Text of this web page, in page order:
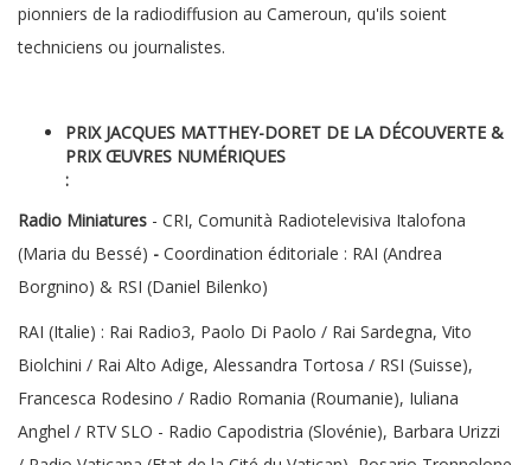
pionniers de la radiodiffusion au Cameroun, qu'ils soient
techniciens ou journalistes.
PRIX JACQUES MATTHEY-DORET DE LA DÉCOUVERTE &
PRIX ŒUVRES NUMÉRIQUES
:
Radio Miniatures - CRI, Comunità Radiotelevisiva Italofona
(Maria du Bessé) - Coordination éditoriale : RAI (Andrea
Borgnino) & RSI (Daniel Bilenko)
RAI (Italie) : Rai Radio3, Paolo Di Paolo / Rai Sardegna, Vito
Biolchini / Rai Alto Adige, Alessandra Tortosa / RSI (Suisse),
Francesca Rodesino / Radio Romania (Roumanie), Iuliana
Anghel / RTV SLO - Radio Capodistria (Slovénie), Barbara Urizzi